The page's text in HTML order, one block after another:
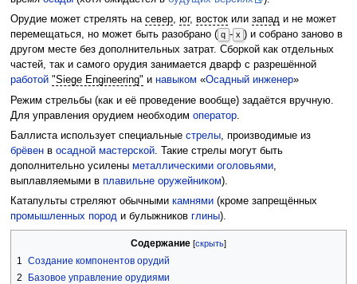
Орудие может стрелять на север, юг, востокили запади не может
перемещаться, но может быть разобрано ( q - x ) и собрано заново в
другом месте без дополнительных затрат. Сборкой как отдельных
частей, так и самого орудия занимается дварф с разрешённой
работой "Siege Engineering" и навыком «Осадный инженер»
Режим стрельбы (как и её проведение вообще) задаётся вручную.
Для управления орудием необходим оператор.
Баллиста использует специальные cтрелы, производимые из
брёвенв осадной мастерской. Такие стрелы могут быть
дополнительно усилены металлическими оголовьями,
выплавляемыми в плавильне оружейником).
Катапульты стреляют обычными камнями(кроме запрещённых
промышленных породи булыжников глины).
Содержание
1 Создание компонентов орудий
2
Базовое управление орудиями